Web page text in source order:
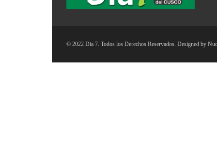
© 2022 Dia 7. Todos los Derechos Reservados. Designed by